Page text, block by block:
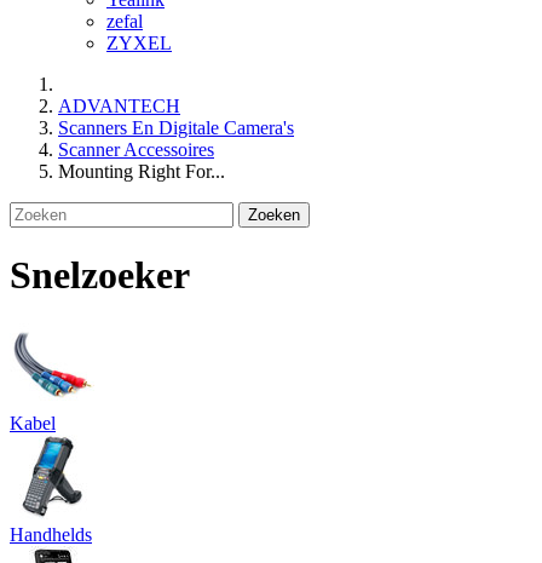
zefal
ZYXEL
ADVANTECH
Scanners En Digitale Camera's
Scanner Accessoires
Mounting Right For...
Zoeken
Snelzoeker
Kabel
Handhelds